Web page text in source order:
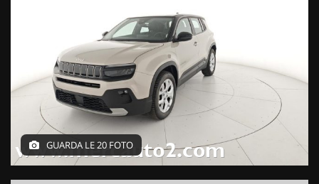
NOLEGGIO BREVE TERMINE
CONTATTI
GUARDA LE 20 FOTO